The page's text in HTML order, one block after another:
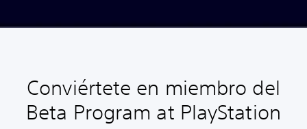
Conviértete en miembro del
Beta Program at PlayStation